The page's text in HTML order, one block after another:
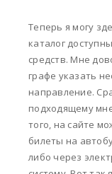
Теперь я могу
каталог
средств. Мне
графе указать
направление.
подходящему
того, на сайте
билеты на
либо через